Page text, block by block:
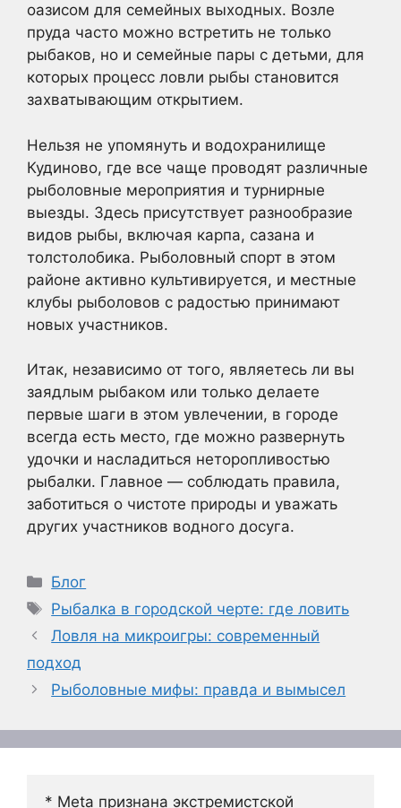
оазисом для семейных выходных. Возле
пруда часто можно встретить не только
рыбаков, но и семейные пары с детьми, для
которых процесс ловли рыбы становится
захватывающим открытием.
Нельзя не упомянуть и водохранилище
Кудиново, где все чаще проводят различные
рыболовные мероприятия и турнирные
выезды. Здесь присутствует разнообразие
видов рыбы, включая карпа, сазана и
толстолобика. Рыболовный спорт в этом
районе активно культивируется, и местные
клубы рыболовов с радостью принимают
новых участников.
Итак, независимо от того, являетесь ли вы
заядлым рыбаком или только делаете
первые шаги в этом увлечении, в городе
всегда есть место, где можно развернуть
удочки и насладиться неторопливостью
рыбалки. Главное — соблюдать правила,
заботиться о чистоте природы и уважать
других участников водного досуга.
Рубрики
Блог
Метки
Рыбалка в городской черте: где ловить
Ловля на микроигры: современный
подход
Рыболовные мифы: правда и вымысел
* Meta признана экстремистской